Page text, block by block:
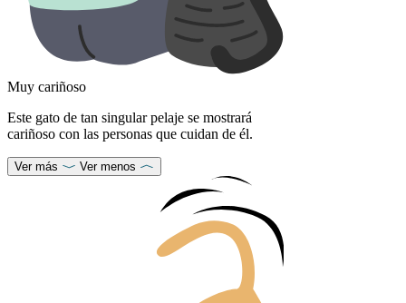
Muy cariñoso
Este gato de tan singular pelaje se mostrará
cariñoso con las personas que cuidan de él.
Ver más Ver menos